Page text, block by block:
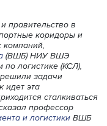
и правительство
компаний,